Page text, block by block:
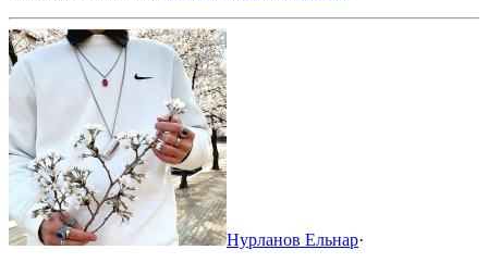
Нурланов Ельнар·